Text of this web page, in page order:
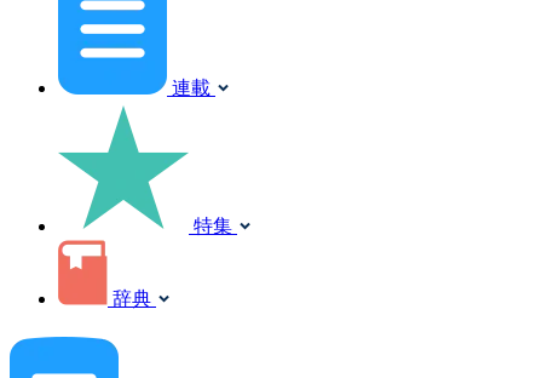
連載
特集
辞典